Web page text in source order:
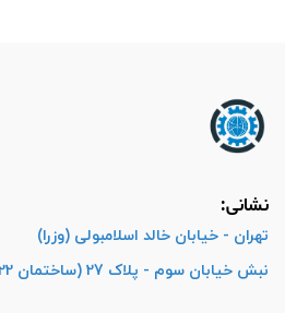
نشانی:
تهران - خیابان خالد اسلامبولی (وزرا)
نبش خیابان سوم - پلاک 27 (ساختمان 222) - واحد 4